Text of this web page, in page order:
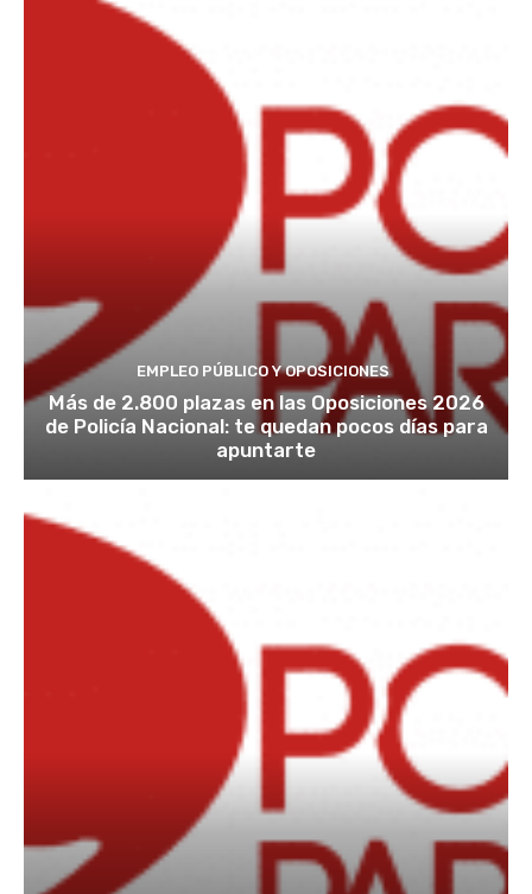
EMPLEO PÚBLICO Y OPOSICIONES
Más de 2.800 plazas en las Oposiciones 2026
de Policía Nacional: te quedan pocos días para
apuntarte